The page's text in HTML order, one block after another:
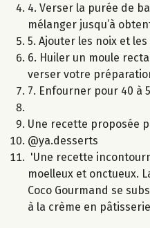
4. Verser la purée de
mélanger jusqu’à
5. Ajouter les noix et
6. Huiler un moule
verser votre
7. Enfourner pour 40 à
Une recette proposée
@ya.desserts
'Une recette
moelleux et onctueux.
Coco Gourmand se
à la crème en